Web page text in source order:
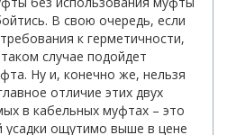
В свою очередь, если
к герметичности,
случае подойдет
Ну и, конечно же, нельзя
отличие этих двух
в кабельных муфтах – это
ощутимо выше в цене